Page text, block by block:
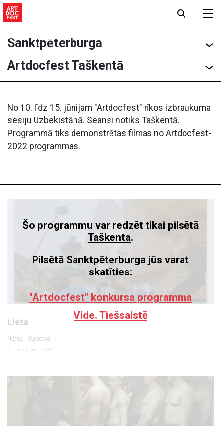
Sanktpēterburga
Artdocfest Taškentā
No 10. līdz 15. jūnijam "Artdocfest" rīkos izbraukuma
sesiju Uzbekistānā. Seansi notiks Taškentā.
Programmā tiks demonstrētas filmas no Artdocfest-
2022 programmas.
Lieta
Nina Guseva
Krievija, 2021
Šo programmu var redzēt tikai pilsētā
Taškenta.
Pilsētā Sanktpēterburga jūs varat
skatīties:
"Artdocfest" konkursa programma
Vide. Tiešsaistē